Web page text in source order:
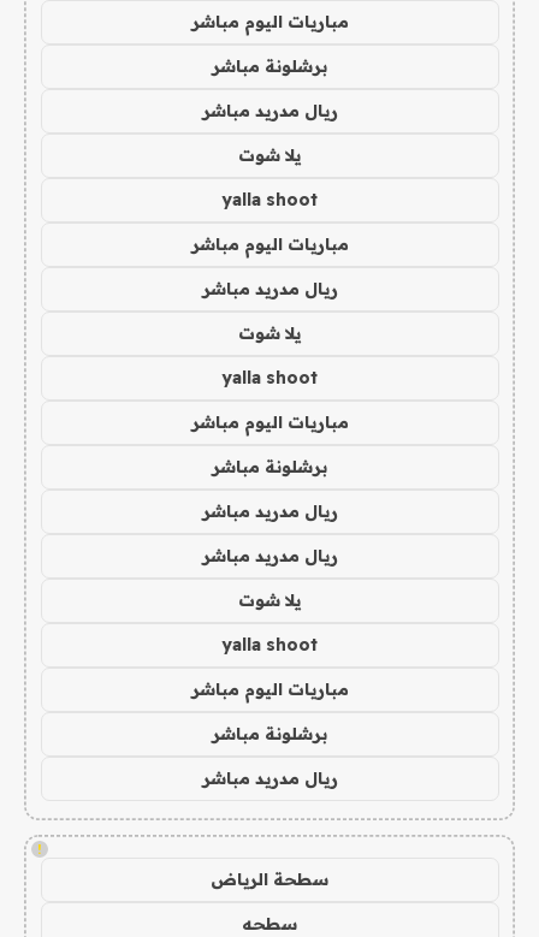
مباريات اليوم مباشر
برشلونة مباشر
ريال مدريد مباشر
يلا شوت
yalla shoot
مباريات اليوم مباشر
ريال مدريد مباشر
يلا شوت
yalla shoot
مباريات اليوم مباشر
برشلونة مباشر
ريال مدريد مباشر
ريال مدريد مباشر
يلا شوت
yalla shoot
مباريات اليوم مباشر
برشلونة مباشر
ريال مدريد مباشر
!
سطحة الرياض
سطحه